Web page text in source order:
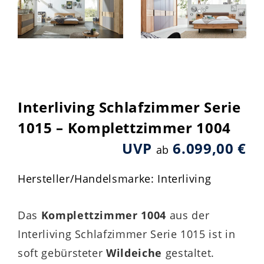
Interliving Schlafzimmer Serie
1015 – Komplettzimmer 1004
UVP ab 6.099,00 €
Hersteller/Handelsmarke: Interliving
Das Komplettzimmer 1004 aus der
Interliving Schlafzimmer Serie 1015 ist in
soft gebürsteterWildeiche gestaltet.